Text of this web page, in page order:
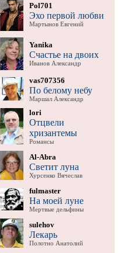
Pol701
Эхо первой любви
Мартынов Евгений
Yanika
Счастье на двоих
Иванов Александр
vas707356
По белому небу
Маршал Александр
lori
Отцвели
хризантемы
Романсы
Al-Abra
Светит луна
Хурсенко Вячеслав
fulmaster
На моей луне
Мертвые дельфины
sulehov
Лекарь
Полотно Анатолий